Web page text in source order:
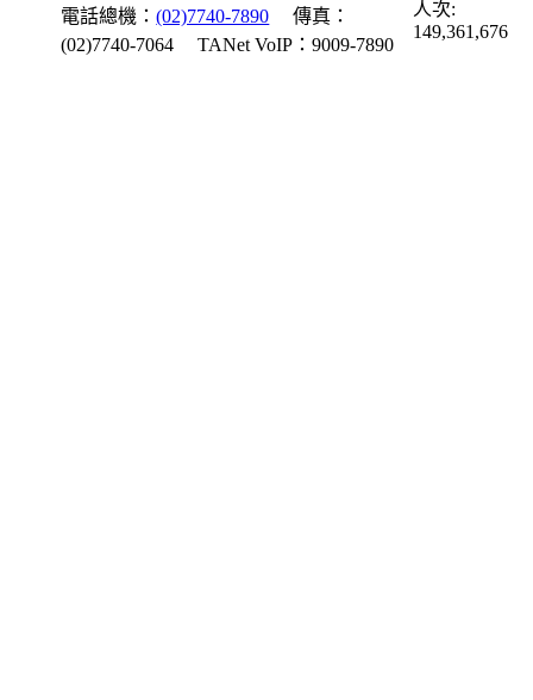
電話總機：(02)7740-7890
傳真：
(02)7740-7064
TANet VoIP：9009-7890
人次:
149,361,676